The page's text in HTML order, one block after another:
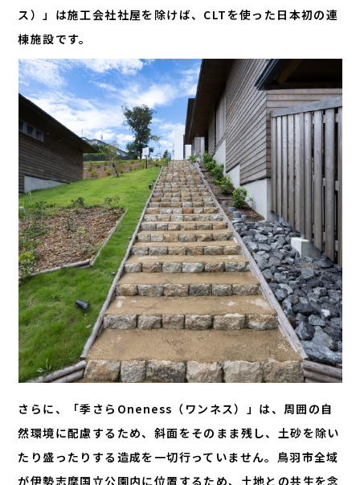
ス）」は施工会社社屋を除けば、CLTを使った日本初の連
棟施設です。
さらに、「季さらOneness（ワンネス）」は、周囲の自
然環境に配慮するため、斜面をそのまま残し、土砂を除い
たり盛ったりする造成を一切行っていません。鳥羽市全域
が伊勢志摩国立公園内に位置するため、土地との共生を念